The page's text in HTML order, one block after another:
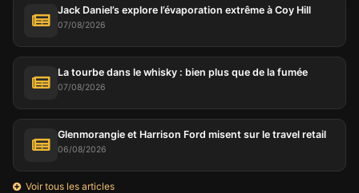
Jack Daniel’s explore l’évaporation extrême à Coy Hill
07/08/2026
La tourbe dans le whisky : bien plus que de la fumée
07/08/2026
Glenmorangie et Harrison Ford misent sur le travel retail
06/08/2026
Voir tous les articles